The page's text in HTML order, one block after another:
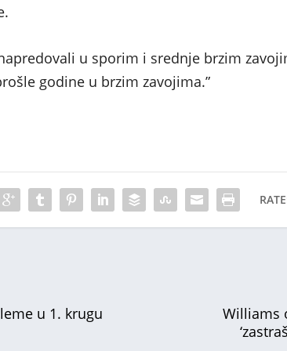
u sporim i srednje brzim
godine u brzim zavojima.”
u 1. krugu
Williams